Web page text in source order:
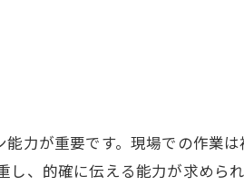
力が重要です。現場での作業
、的確に伝える能力が求めら